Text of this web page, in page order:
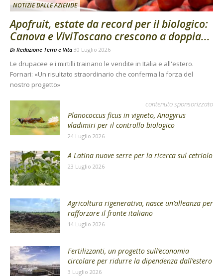
NOTIZIE DALLE AZIENDE
Apofruit, estate da record per il biologico:
Canova e ViviToscano crescono a doppia...
Di Redazione Terra e Vita 30 Luglio 2026
Le drupacee e i mirtilli trainano le vendite in Italia e all'estero.
Fornari: «Un risultato straordinario che conferma la forza del
nostro progetto»
contenuto sponsorizzato
Planococcus ficus in vigneto, Anagyrus
vladimiri per il controllo biologico
24 Luglio 2026
A Latina nuove serre per la ricerca sul cetriolo
23 Luglio 2026
Agricoltura rigenerativa, nasce un’alleanza per
rafforzare il fronte italiano
14 Luglio 2026
Fertilizzanti, un progetto sull’economia
circolare per ridurre la dipendenza dall’estero
3 Luglio 2026